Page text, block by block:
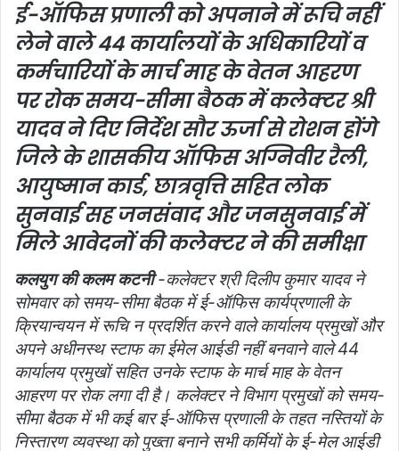
ई-ऑफिस प्रणाली को अपनाने में रूचि नहीं
लेने वाले 44 कार्यालयों के अधिकारियों व
कर्मचारियों के मार्च माह के वेतन आहरण
पर रोकसमय-सीमा बैठक में कलेक्टर श्री
यादव ने दिए निर्देशसौर ऊर्जा से रोशन होंगे
जिले के शासकीय ऑफिसअग्निवीर रैली,
आयुष्मान कार्ड, छात्रवृत्ति सहित लोक
सुनवाई सह जनसंवाद और जनसुनवाई में
मिले आवेदनों की कलेक्टर ने की समीक्षा
कलयुग की कलम कटनी-कलेक्टर श्री दिलीप कुमार यादव ने
सोमवार को समय-सीमा बैठक में ई-ऑफिस कार्यप्रणाली के
क्रियान्वयन में रूचि न प्रदर्शित करने वाले कार्यालय प्रमुखों और
अपने अधीनस्थ स्टाफ का ईमेल आईडी नहीं बनवाने वाले 44
कार्यालय प्रमुखों सहित उनके स्टाफ के मार्च माह के वेतन
आहरण पर रोक लगा दी है। कलेक्टर ने विभाग प्रमुखों को समय-
सीमा बैठक में भी कई बार ई-ऑफिस प्रणाली के तहत नस्तियों के
निस्तारण व्यवस्था को पुख्ता बनाने सभी कर्मियों के ई-मेल आईडी